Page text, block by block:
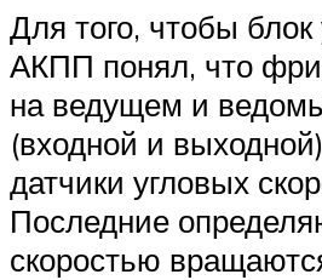
Для того, чтобы
АКПП понял, что
на ведущем и
(входной и
датчики угловых
Последние
скоростью